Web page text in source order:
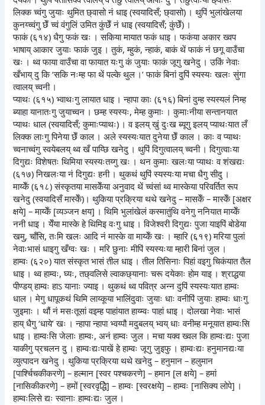
लिक्क च्वंगु जुयाः थुमित छ्वासो नं धाइ (स्वयादिसँ; छ्वासो) । थुपिं भुलांखेलया
कुनय्च्वंगु छेँ च्वं वंगुलिं उमित कुंछेँ नं धाइ (स्वयादिसँ; कुंछेँ) ।
फाकं (६१४) धैगु फकं खः । सकिया मायात फकं धाइ । फकंया अकार ख्वप
भाषाय् आकार जुयाः फाकं जुइ । तुकं, म्हुकं, न्हाकं, बाकं थें फाकं नं छगू वाउँचा
खः । थ्व फाया वाउँचा वा फायात यःगु कं जुयाः फाकं जूगु खनेदु । उकिं नेवाः
खँभाय् दु कि ‘सकि नःम्ह फा थें पल्के थुल ।’ फाकं बिनां दुपिं स्यस्यः खलः सुंगा
त्वालय् च्वनी ।
प्याथः (६१५) भ्वाथःगु लायात धाइ । न्हापा काः (६१६) बिनां दुम्ह स्यस्यलं निम्ह
ब्याहा यानातःगु जुयाच्वन । छम्ह स्यस्यः, मेम्ह कुमाः । कुमाःनीया सन्तानयात
प्याथः धाल (स्वयादिसँ; कुमाःप्याथः) । व इलय् खुं दुःख ब्यूगु इलय् प्याथःयात लँ
लिक्क लाःगु पिनेया छेँ काल । अले स्यस्यःयात दुनेया छेँ काल । काः व प्याथः
च्वनाच्वंगु स्वयेबलय् थ्व खँ पाय्छि खनेदु । थुपिं दिगुत्वालय् च्वनी । दिगुत्वाःया
दिगुद्यः विशेषतः थिमिया स्यस्यःतय्गु खः । थन कुमाः खलःया प्याथः व शंखद्यः
(६१७) निखलःया नं दिगुद्यः हनी । थुकथं थुपिं स्यस्यःया मचा धैगु सीदु ।
माय्केँ (६१८) संस्कृतया मासकेँया अनुवाद थें च्वंसां थ्व मास्केया परिवर्तित रूप
खनेदु (स्वयादिसँ मास्केँ)। थुकिया प्रक्रिया थथे खनेदु – मासकेँ – मास्केँ [अक्षर
क्षये] – माय्केँ [व्यञ्जन क्षय] । थिमि भुलांखेलं कस्मातुंथि वनेगु ननियात माय्केँ
ननी धाइ । येँया मास्के हे थिमिइ वःगु धाइ । विजेश्वरी दिगुद्यः पुजा याइपिं बोडेया
खमु, चाँसि, तःमि खलः आदि नं मास्के वा माय्केँ खः । म्हारि (६१९) मरिया पुलां
नेवाःभासं धाइगु खँग्वः खः । मरि छुनाः मीपिं स्यस्यःया म्हारी बिनां जुल ।
हाम्वः (६२०) यात संस्कृत भासं तील धाइ । तील तिसिनाः पिहां वइगु चिकंयात तैल
धाइ । थ्व हाम्वः, घ्यः, तछ्वलिसे ल्वाकछ्यानाः चरू दयेकाः होम याइ । श्राद्धया
पीण्डय् हाम्वः हाऽ यानाः ज्याइ । थुकथं थ्व पवित्र अन्न दुपिं स्यस्यःयात हाम्वः
धाल । मेगु धापूकथं थिमि लाय्कूया भालिंदुवाः जुयाः धाः वनीपिं जुयाः हाम्वः धाःगु
जुइमाः । थौं नं मसःतूसां वइम्ह पाहांयात हाय्म्वः पाहां धाइ । दोलखा नेवाः भासं
हाय् धैगु ‘धाये’ खः । न्हापा न्हापा भ्वय्पौ मदुबलय् भ्वय् धाः वनीम्ह मनूयात हाम्वःसि
धाइ । हाम्वःसि जेलाः हाम्वः, अनं हाम्वः जुल । मचा यक्व ख्वल कि हाम्वःद्यः पुजा
याकीगु प्रचलन दु । हाम्वःद्यःपाखें हे हाम्वः जूगु जुइफु । हाम्वःद्यः हनुमानद्यःया
व्युत्पादन खनेदु । थुकिया प्रक्रिया थथे खनेदु – हनुमान – हलुमान
[पार्श्चिचकीकरणे] – हल्मान [स्वर पश्चकरणे] – हमान [ल क्षये] – हमां
[नासिकीकरणे] – हमों [स्वरवृद्धिे] – हाम्वः [स्वरक्षये] – हाम्वः [नासिक्य लोपे] ।
हाम्वःलिसे द्यः स्वानाः हाम्वःद्यः जुल ।